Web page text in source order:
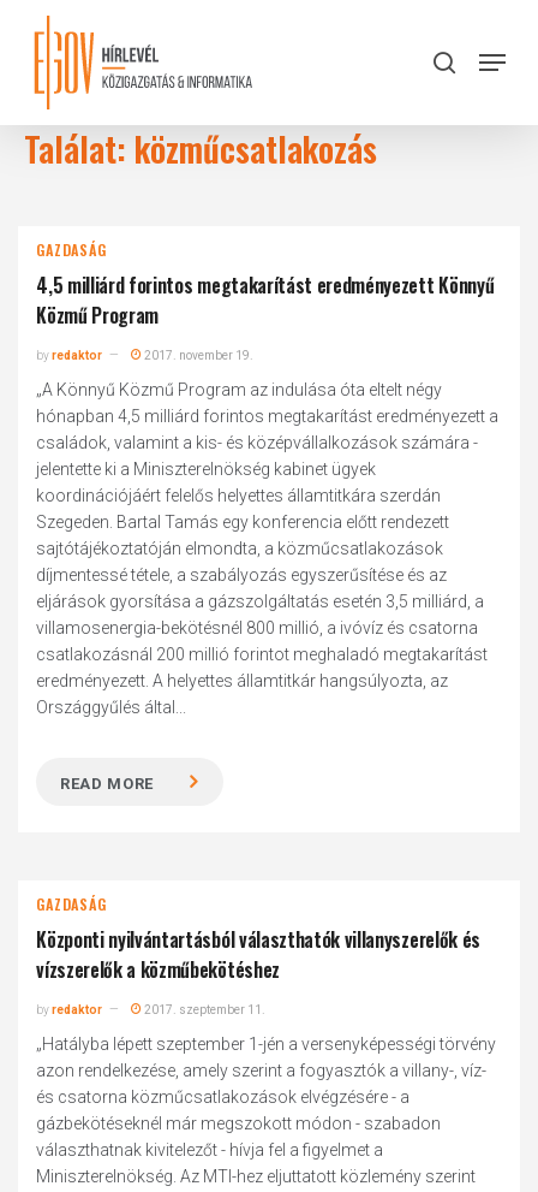
content
search
Menu
Találat: közműcsatlakozás
GAZDASÁG
4,5 milliárd forintos megtakarítást eredményezett Könnyű
Közmű Program
byredaktor 2017. november 19.
„A Könnyű Közmű Program az indulása óta eltelt négy
hónapban 4,5 milliárd forintos megtakarítást eredményezett a
családok, valamint a kis- és középvállalkozások számára -
jelentette ki a Miniszterelnökség kabinet ügyek
koordinációjáért felelős helyettes államtitkára szerdán
Szegeden. Bartal Tamás egy konferencia előtt rendezett
sajtótájékoztatóján elmondta, a közműcsatlakozások
díjmentessé tétele, a szabályozás egyszerűsítése és az
eljárások gyorsítása a gázszolgáltatás esetén 3,5 milliárd, a
villamosenergia-bekötésnél 800 millió, a ivóvíz és csatorna
csatlakozásnál 200 millió forintot meghaladó megtakarítást
eredményezett. A helyettes államtitkár hangsúlyozta, az
Országgyűlés által...
READ MORE
GAZDASÁG
Központi nyilvántartásból választhatók villanyszerelők és
vízszerelők a közműbekötéshez
byredaktor 2017. szeptember 11.
„Hatályba lépett szeptember 1-jén a versenyképességi törvény
azon rendelkezése, amely szerint a fogyasztók a villany-, víz-
és csatorna közműcsatlakozások elvégzésére - a
gázbekötéseknél már megszokott módon - szabadon
választhatnak kivitelezőt - hívja fel a figyelmet a
Miniszterelnökség. Az MTI-hez eljuttatott közlemény szerint
Close